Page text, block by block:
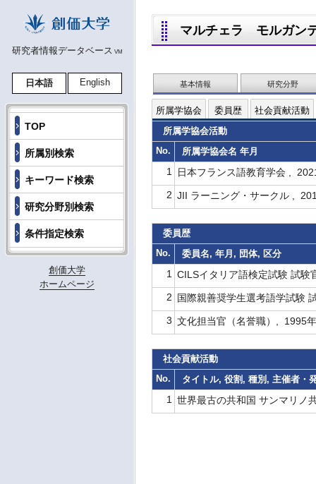
研究者情報データベース VM
日本語 English
TOP
所属別検索
キーワード検索
研究分野別検索
条件指定検索
創価大学
ホームページ
マルチェラ モルガン
基本情報 研究分野
所属学協会 委員歴
社会貢献活動
所属学協会活動
No.
所属学協会名 年月
1
日本フランス語教育学会 ,
2 JII ラーニング・サークル ,
委員歴
No.
委員名, 年月, 団体, 区分
1
CILSイタリア語検定試験 試
2
国際親善奨学生選考語学試験
3 文化担当官（名誉職）, 1995
社会貢献活動
No.
タイトル, 役割, 種別, 主催者・
1 世界最古の共和国 サンマリノ